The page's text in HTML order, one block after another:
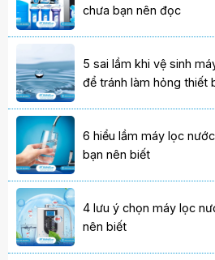
chưa bạn nên đọc
5 sai lầm khi vệ sinh
để tránh làm hỏng thiết
6 hiểu lầm máy lọc
bạn nên biết
4 lưu ý chọn máy lọc
nên biết